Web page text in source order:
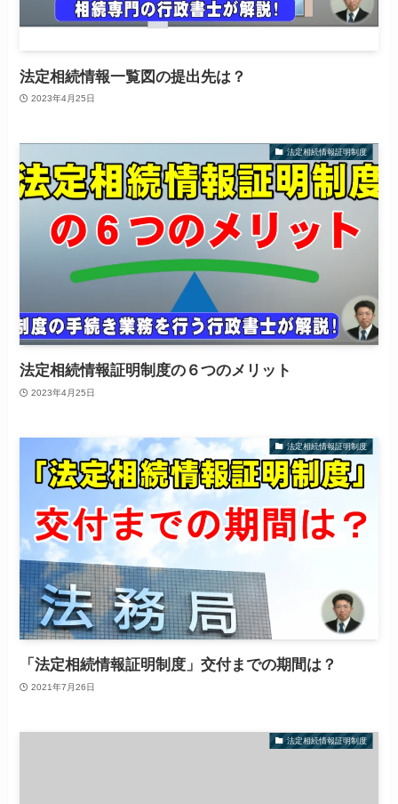
法定相続情報一覧図の提出先は？
2023年4月25日
法定相続情報証明制度
法定相続情報証明制度の６つのメリット
2023年4月25日
法定相続情報証明制度
「法定相続情報証明制度」交付までの期間は？
2021年7月26日
法定相続情報証明制度